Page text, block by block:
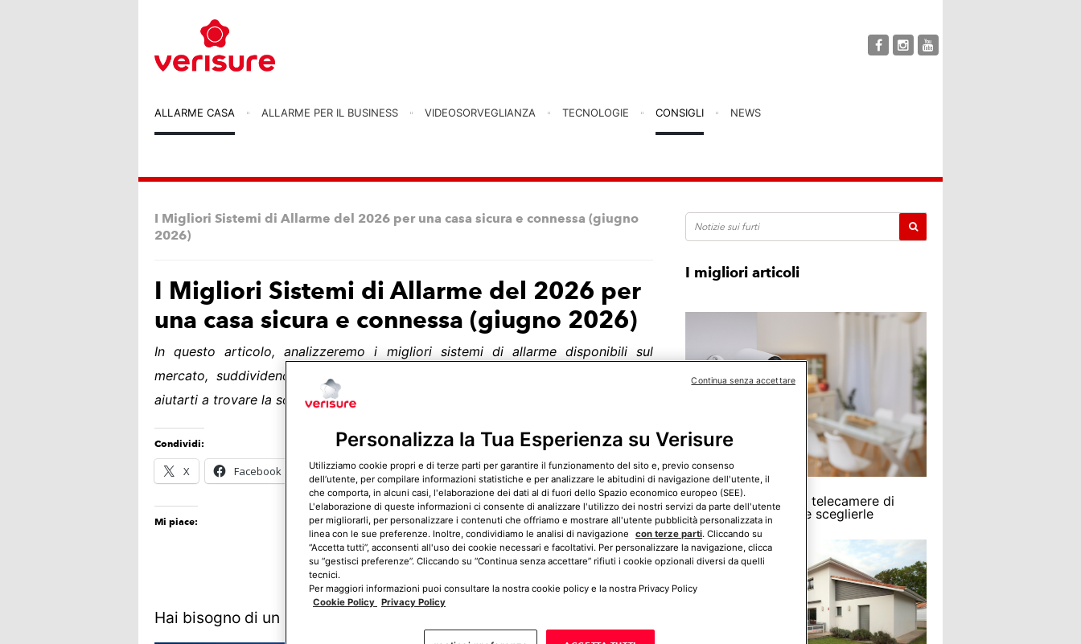
ALLARME CASA ALLARME PER IL BUSINESS VIDEOSORVEGLIANZA TECNOLOGIE CONSIGLI NEWS
I Migliori Sistemi di Allarme del 2026 per una casa sicura e connessa (giugno
2026)
I Migliori Sistemi di Allarme del 2026 per
una casa sicura e connessa (giugno 2026)
In questo articolo, analizzeremo i migliori sistemi di allarme disponibili sul
mercato, suddividendoli per caratteristiche, tipologia e fascia di prezzo, per
aiutarti a trovare la soluzione perfetta per le tue esigenze abitative.
Condividi:
X Facebook E-mail LinkedIn WhatsApp
Mi piace:
Hai bisogno di un allarme?
I migliori articoli
Come funzionano le telecamere di
sorveglianza e come sceglierle
Personalizza la Tua Esperienza su Verisure
Utilizziamo cookie propri e di terze parti per garantire il funzionamento del sito e, previo consenso
dell’utente, per compilare informazioni statistiche e per analizzare le abitudini di navigazione dell'utente, il
che comporta, in alcuni casi, l'elaborazione dei dati al di fuori dello Spazio economico europeo (SEE).
L'elaborazione di queste informazioni ci consente di analizzare l'utilizzo dei nostri servizi da parte dell'utente
per migliorarli, per personalizzare i contenuti che offriamo e mostrare all'utente pubblicità personalizzata in
linea con le sue preferenze. Inoltre, condividiamo le analisi di navigazione
con terze parti. Cliccando su
“Accetta tutti”, acconsenti all'uso dei cookie necessari e facoltativi. Per personalizzare la navigazione, clicca
su “gestisci preferenze”. Cliccando su “Continua senza accettare” rifiuti i cookie opzionali diversi da quelli
tecnici.
Per maggiori informazioni puoi consultare la nostra cookie policy e la nostra Privacy Policy
Cookie Policy Privacy Policy
Continua senza accettare